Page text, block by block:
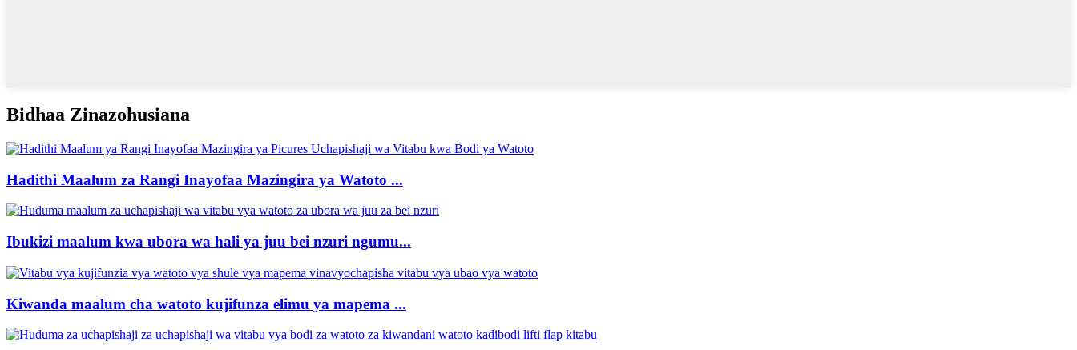
Bidhaa Zinazohusiana
Hadithi Maalum za Rangi Inayofaa Mazingira ya Watoto ...
Ibukizi maalum kwa ubora wa hali ya juu bei nzuri ngumu...
Kiwanda maalum cha watoto kujifunza elimu ya mapema ...